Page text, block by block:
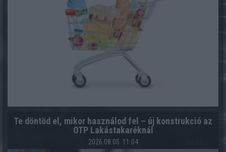
Te döntöd el, mikor használod fel – új konstrukció az
OTP Lakástakaréknál
2026.08.05. 11:04